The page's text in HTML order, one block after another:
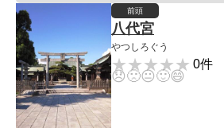
前頭
八代宮
やつしろぐう
★★★★★
★★★★★ 0件
😞🙁😐🙂😄